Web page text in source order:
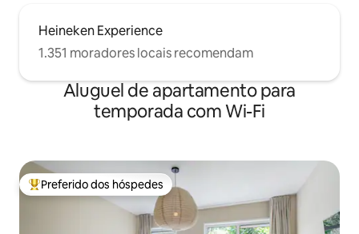
Heineken Experience
1.351 moradores locais recomendam
Aluguel de apartamento para
temporada com Wi-Fi
Entre os melhores preferidos dos hóspedes
Preferido dos hóspedes